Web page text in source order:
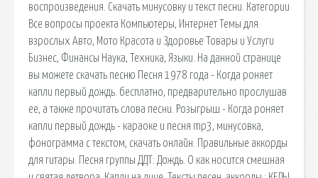
воспроизведения. Скачать минусовку и текст песни. Категории
Все вопросы проекта Компьютеры, Интернет Темы для
взрослых Авто, Мото Красота и Здоровье Товары и Услуги
Бизнес, Финансы Наука, Техника, Языки. На данной странице
вы можете скачать песню Песня 1978 года - Когда роняет
капли первый дождь. бесплатно, предварительно прослушав
ее, а также прочитать слова песни. Розыгрыш - Когда роняет
капли первый дождь - караоке и песня mp3, минусовка,
фонограмма с текстом, скачать онлайн. Правильные аккорды
для гитары. Песня группы ДДТ: Дождь. О как носится смешная